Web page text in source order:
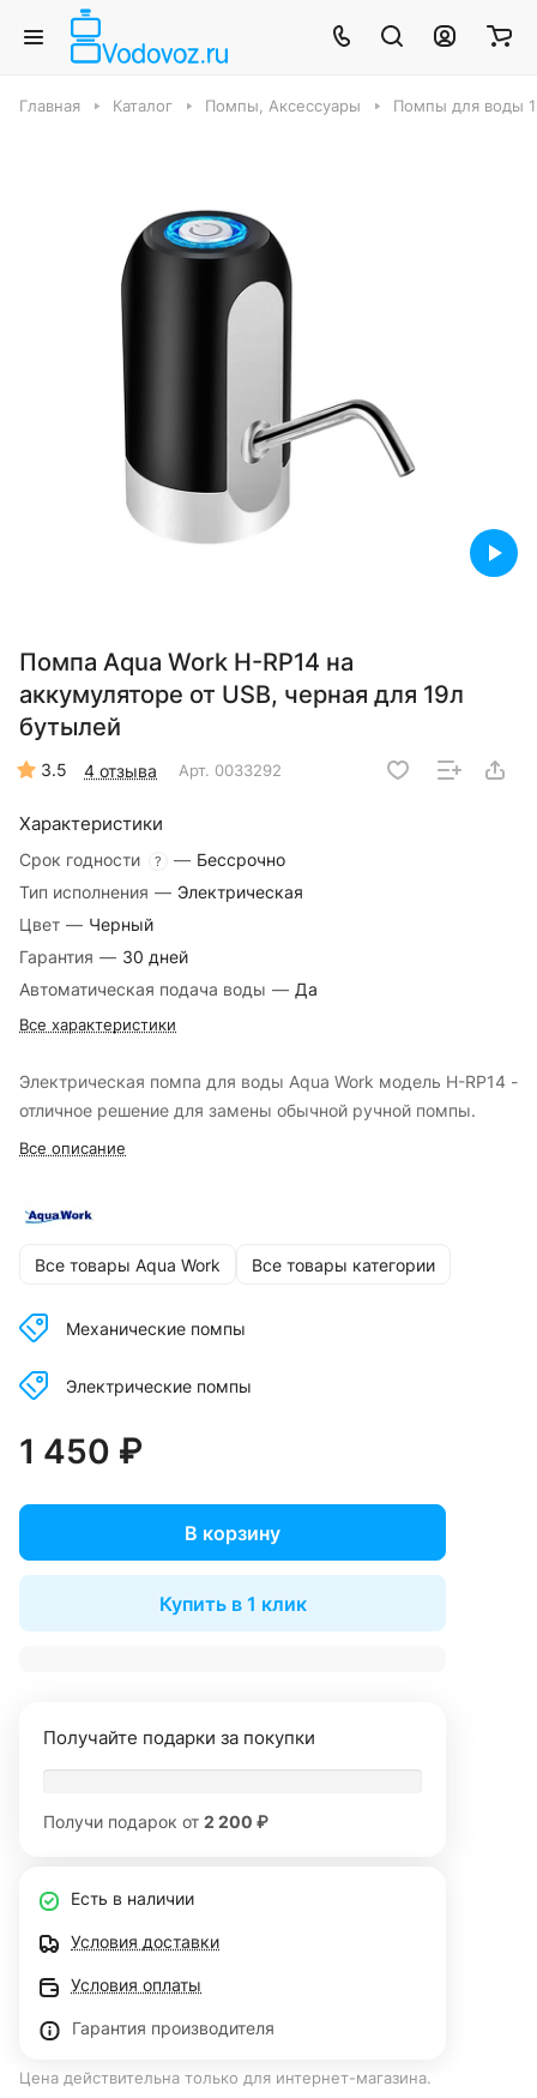
Главная Каталог Помпы, Аксессуары Помпы для воды
Помпа Aqua Work H-RP14 на
аккумуляторе от USB, черная для 19л
бутылей
3.5 4 отзыва Арт. 0033292
Характеристики
Срок годности ? — Бессрочно
Тип исполнения — Электрическая
Цвет — Черный
Гарантия — 30 дней
Автоматическая подача воды — Да
Все характеристики
Электрическая помпа для воды Aqua Work модель H-RP14 -
отличное решение для замены обычной ручной помпы.
Все описание
Все товары Aqua Work Все товары категории
Механические помпы
Электрические помпы
1 450 ₽
В корзину
Купить в 1 клик
Получайте подарки за покупки
Получи подарок от 2 200 ₽
Есть в наличии
Условия доставки
Условия оплаты
Гарантия производителя
Цена действительна только для интернет-магазина.